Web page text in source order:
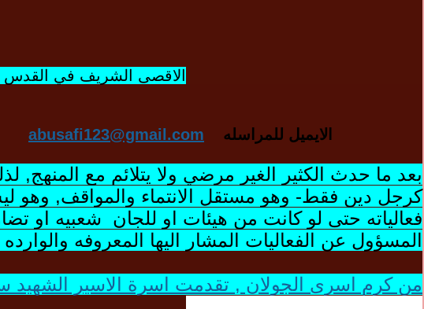
الاقصى الشريف في القدس
الايميل للمراسله abusafi123@gmail.com
بعد ما حدث الكثير الغير مرضي ولا يتلائم مع
كرجل دين فقط- وهو مستقل الانتماء والمواقف, وهو
فعالياته حتى لو كانت من هيئات او للجان شعبيه او
المسؤول عن الفعاليات المشار اليها المعروفه
من كرم اسرى الجولان , تقدمت اسرة الاسير الشهيد سيطان